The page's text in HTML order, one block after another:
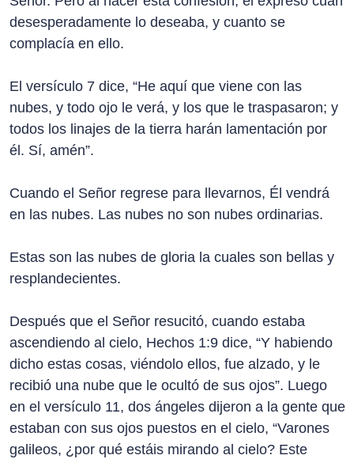
desesperadamente lo deseaba, y cuanto se
complacía en ello.
El versículo 7 dice, “He aquí que viene con las
nubes, y todo ojo le verá, y los que le traspasaron; y
todos los linajes de la tierra harán lamentación por
él. Sí, amén”.
Cuando el Señor regrese para llevarnos, Él vendrá
en las nubes. Las nubes no son nubes ordinarias.
Estas son las nubes de gloria la cuales son bellas y
resplandecientes.
Después que el Señor resucitó, cuando estaba
ascendiendo al cielo, Hechos 1:9 dice, “Y habiendo
dicho estas cosas, viéndolo ellos, fue alzado, y le
recibió una nube que le ocultó de sus ojos”. Luego
en el versículo 11, dos ángeles dijeron a la gente que
estaban con sus ojos puestos en el cielo, “Varones
galileos, ¿por qué estáis mirando al cielo? Este